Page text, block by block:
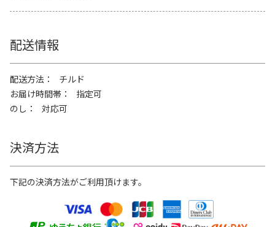
配送情報
配送方法
チルド
お届け時間帯
指定可
のし
対応可
決済方法
下記の決済方法がご利用頂けます。